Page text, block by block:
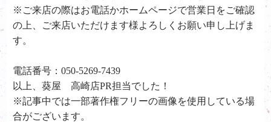
※ご来店の際はお電話かホームページで営業日をご確認
の上、ご来店いただけます様よろしくお願い申し上げま
す。
電話番号：050-5269-7439
以上、葵屋 高崎店PR担当でした！
※記事中では一部著作権フリーの画像を使用している場
合がございます。